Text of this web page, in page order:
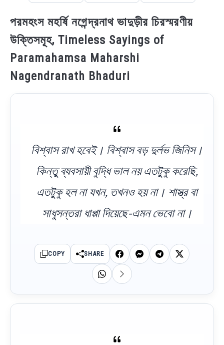
পরমহংস মহর্ষি নগেন্দ্রনাথ ভাদুড়ীর চিরস্মরণীয়
উক্তিসমূহ, Timeless Sayings of
Paramahamsa Maharshi
Nagendranath Bhaduri
বিশ্বাস রাখ হবেই। বিশ্বাস বড় দুর্লভ জিনিস।
কিন্তু ব্যবসায়ী বুদ্ধি ভাল নয় এতটুকু করেছি,
এতটুকু হল না যখন, তখনও হয় না। শাস্ত্র বা
সাধুসন্তরা ধাপ্পা দিয়েছে-এমন ভেবো না।
COPY SHARE